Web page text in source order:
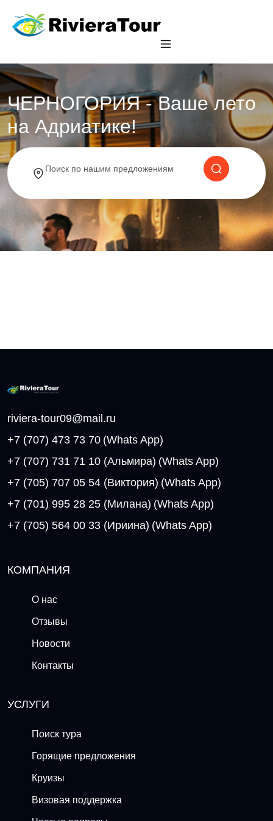
ЧЕРНОГОРИЯ - Ваше лето
на Адриатике!
riviera-tour09@mail.ru
+7 (707) 473 73 70 (Whats App)
+7 (707) 731 71 10 (Альмира) (Whats App)
+7 (705) 707 05 54 (Виктория) (Whats App)
+7 (701) 995 28 25 (Милана) (Whats App)
+7 (705) 564 00 33 (Ириина) (Whats App)
КОМПАНИЯ
О нас
Отзывы
Новости
Контакты
УСЛУГИ
Поиск тура
Горящие предложения
Круизы
Визовая поддержка